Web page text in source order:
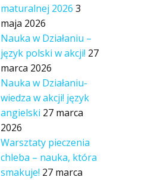
maturalnej 2026 3
maja 2026
Nauka w Działaniu –
język polski w akcji! 27
marca 2026
Nauka w Działaniu-
wiedza w akcji! język
angielski 27 marca
2026
Warsztaty pieczenia
chleba – nauka, która
smakuje! 27 marca